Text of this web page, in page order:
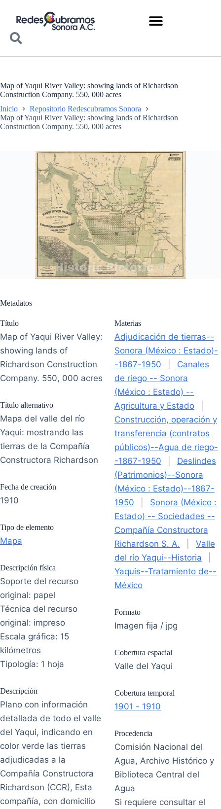
Map of Yaqui River Valley: showing lands of Richardson
Construction Company. 550, 000 acres
Inicio
Repositorio Redescubramos Sonora
Map of Yaqui River Valley: showing lands of Richardson
Construction Company. 550, 000 acres
Metadatos
Título
Map of Yaqui River Valley:
showing lands of
Richardson Construction
Company. 550, 000 acres
Título alternativo
Mapa del valle del río
Yaqui: mostrando las
tierras de la Compañía
Constructora Richardson
Fecha de creación
1910
Tipo de elemento
Mapa
Descripción física
Soporte del recurso
original: papel
Técnica del recurso
original: impreso
Escala gráfica: 15
kilómetros
Tipología: 1 hoja
Descripción
Plano con información
detallada de todo el valle
del Yaqui, indicando en
color verde las tierras
adjudicadas a la
Compañía Constructora
Richardson (CCR), Esta
compañía, con domicilio
Materias
Adjudicación de tierras--
Sonora (México : Estado)-
-1867-1950
Canales
de riego -- Sonora
(México : Estado) --
Agricultura y Estado
Construcción, operación y
transferencia (contratos
públicos)--Agua de riego-
-1867-1950
Deslindes
(Patrimonios)--Sonora
(México : Estado)--1867-
1950
Sonora (México :
Estado) -- Sociedades --
Compañía Constructora
Richardson S. A.
Valle
del río Yaqui--Historia
Yaquis--Tratamiento de--
México
Formato
Imagen fija / jpg
Cobertura espacial
Valle del Yaqui
Cobertura temporal
1901 - 1910
Procedencia
Comisión Nacional del
Agua, Archivo Histórico y
Biblioteca Central del
Agua
Si requiere consultar el